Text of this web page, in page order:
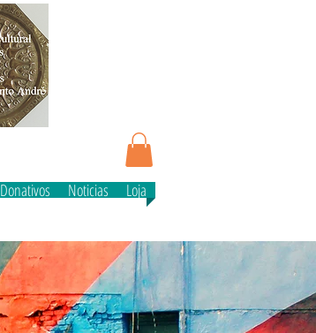
Donativos Noticias Loja